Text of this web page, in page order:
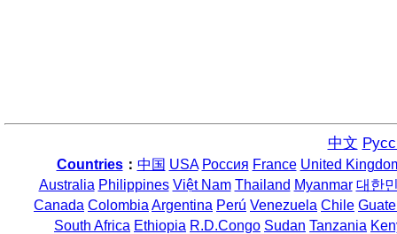
中文
Countries： 中国 USA Россия France United
Australia Philippines Việt Nam Thailand Myanmar 대한
Canada Colombia Argentina Perú Venezuela Chile
South Africa Ethiopia R.D.Congo Sudan Tanzania